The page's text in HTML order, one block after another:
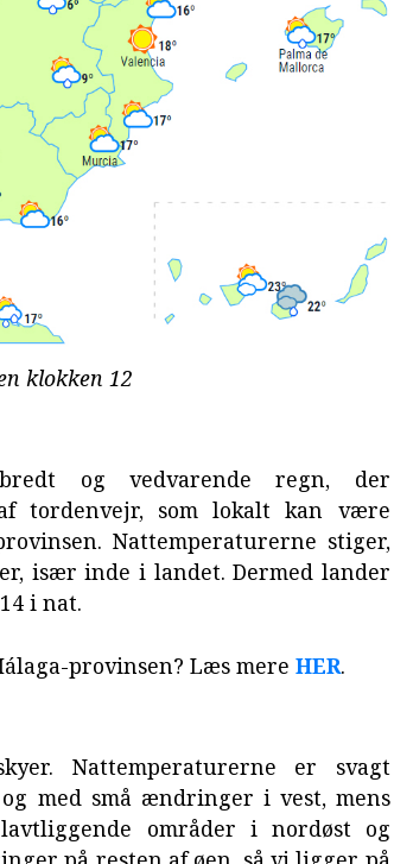
klokken 12
og vedvarende regn, der
tordenvejr, som lokalt kan være
Nattemperaturerne stiger,
især inde i landet. Dermed lander
i nat.
provinsen? Læs mereHER.
Nattemperaturerne er svagt
med små ændringer i vest, mens
områder i nordøst og